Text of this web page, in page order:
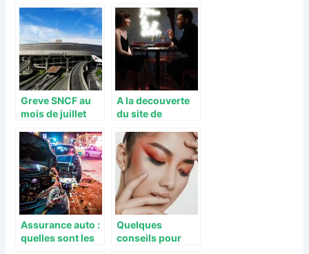
contrats de
travail ?
partenariat entre
les assureurs et
les
constructeurs
Greve SNCF au
mois de juillet
Covid qui
s’annoncait mal
pour les
vacanciers
A la decouverte
du site de
Assurance auto :
quelles sont les
Quelques
conseils pour